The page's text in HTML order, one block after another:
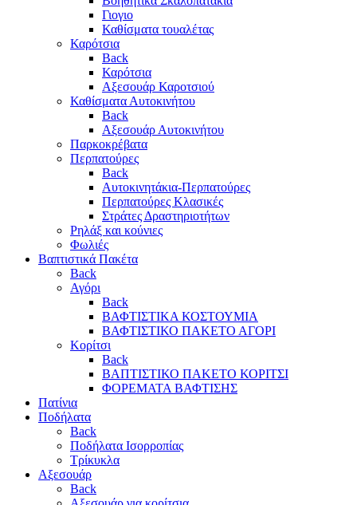
Γιογιο
Καθίσματα τουαλέτας
Καρότσια
Back
Καρότσια
Αξεσουάρ Καροτσιού
Καθίσματα Αυτοκινήτου
Back
Αξεσουάρ Αυτοκινήτου
Παρκοκρέβατα
Περπατούρες
Back
Αυτοκινητάκια-Περπατούρες
Περπατούρες Κλασικές
Στράτες Δραστηριοτήτων
Ρηλάξ και κούνιες
Φωλιές
Βαπτιστικά Πακέτα
Back
Αγόρι
Back
ΒΑΦΤΙΣΤΙΚΑ ΚΟΣΤΟΥΜΙΑ
ΒΑΦΤΙΣΤΙΚΟ ΠΑΚΕΤΟ ΑΓΟΡΙ
Κορίτσι
Back
ΒΑΠΤΙΣΤΙΚΟ ΠΑΚΕΤΟ ΚΟΡΙΤΣΙ
ΦΟΡΕΜΑΤΑ ΒΑΦΤΙΣΗΣ
Πατίνια
Ποδήλατα
Back
Ποδήλατα Ισορροπίας
Τρίκυκλα
Αξεσουάρ
Back